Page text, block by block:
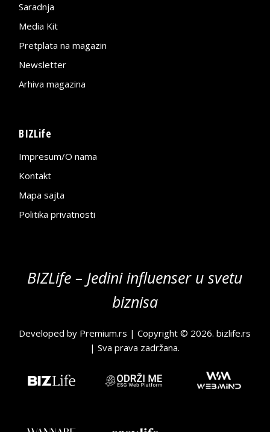
Saradnja
Media Kit
Pretplata na magazin
Newsletter
Arhiva magazina
BIZLife
Impresum/O nama
Kontakt
Mapa sajta
Politika privatnosti
BIZLife – Jedini influenser u svetu
biznisa
Developed by Premium.rs | Copyright © 2026.bizlife.rs
| Sva prava zadržana.